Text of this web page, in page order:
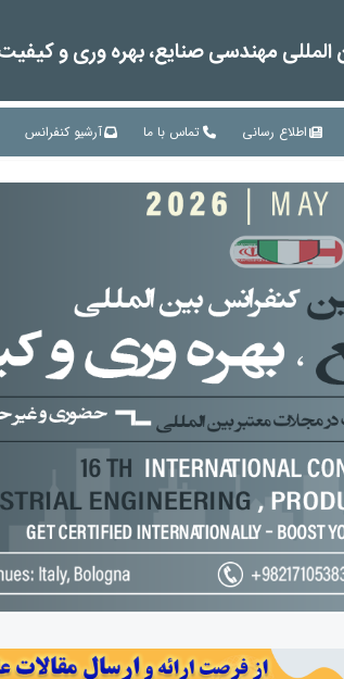
مهندسی صنایع، بهره وری و کیفیت
اطلاع رسانی تماس با ما آرشیو کنفرانس